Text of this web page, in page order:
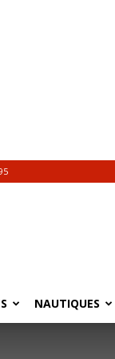
NAUTIQUES